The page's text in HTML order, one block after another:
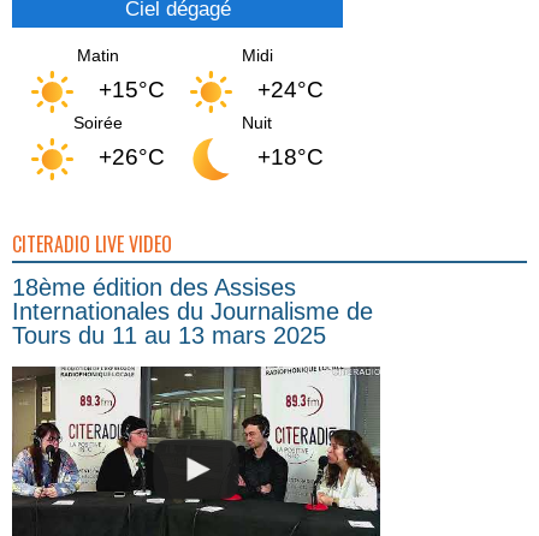
Ciel dégagé
Matin
+15°C
Midi
+24°C
Soirée
+26°C
Nuit
+18°C
CITERADIO LIVE VIDEO
18ème édition des Assises
Internationales du Journalisme de
Tours du 11 au 13 mars 2025